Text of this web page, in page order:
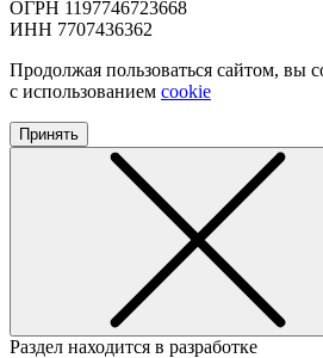
ОГРН 1197746723668
ИНН 7707436362
Продолжая пользоваться сайтом, вы
с использованием cookie
Принять
Раздел находится в разработке